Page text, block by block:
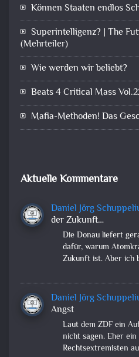
Können Staaten endlos
Superintelligenz? | The
(Mehrteiler)
Wie werden wir beliebt?
Beats 4 Critical Mass
Mafia-Methoden! Das
Aktuelle Kommentare
Daniel Jörg
der Zukunft…
Die Donau liefert
dafür, warum
Zukunft ist. Aber ich
Daniel Jörg
Angst
Laut dem ZDF ein
nicht sagen. Eher
Rechtsextremisten